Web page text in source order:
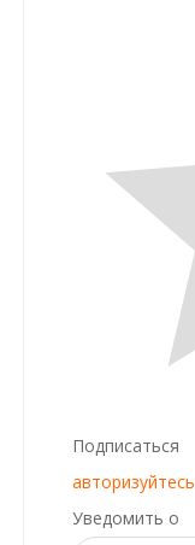
Подписаться
авторизуйтесь
Уведомить о